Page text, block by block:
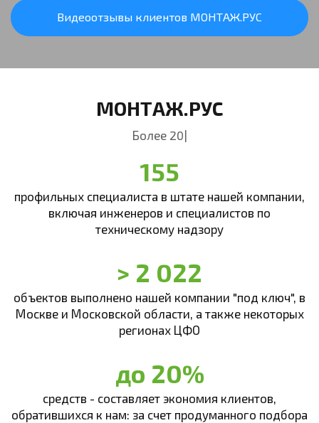
Видеоотзывы клиентов МОНТАЖ.РУС
МОНТАЖ.РУС
Более 20 лет в сфере услу
155
профильных специалиста в штате нашей компании,
включая инженеров и специалистов по
техническому надзору
> 2 022
объектов выполнено нашей компании "под ключ", в
Москве и Московской области, а также некоторых
регионах ЦФО
до 20%
средств - составляет экономия клиентов,
обратившихся к нам: за счет продуманного подбора